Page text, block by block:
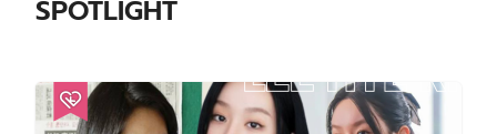
SPOTLIGHT